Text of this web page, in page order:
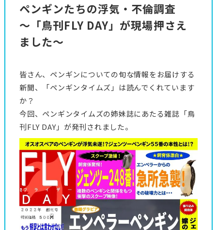
ペンギンたちの浮気・不倫調査
～「鳥刊FLY DAY」が現場押さえ
ました～
皆さん、ペンギンについての旬な情報をお届けする
新聞、「ペンギンタイムズ」は読んでくれています
か？
今回、ペンギンタイムズの姉妹誌にあたる雑誌「鳥
刊FLY DAY」が発刊されました。